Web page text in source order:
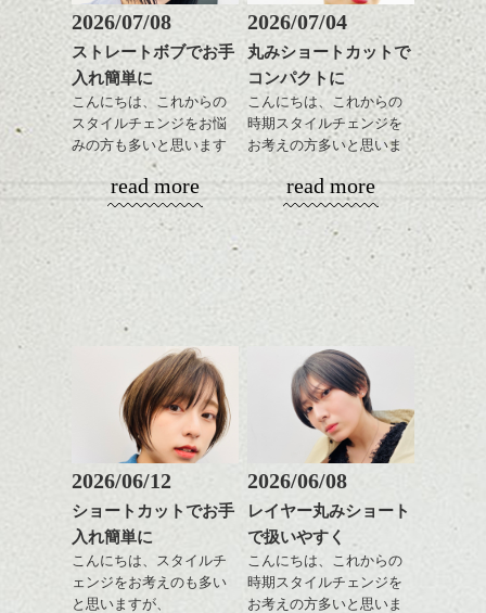
2026/07/08
ストレートボブでお手
入れ簡単に
こんにちは、これからの
スタイルチェンジをお悩
みの方も多いと思います
やっぱりボブでお手入れ
しやすいスタイルだと毎
日のスタイリングも簡単
も出しやすくていろいろ
おすすめですね。
前髪もやや重めにカット
してラインを強調するの
もこれからは良い感じで
す、
目元が引き締まった印象
に。
read more
2026/07/04
丸みショートカットで
コンパクトに
こんにちは、これからの
時期スタイルチェンジを
お考えの方多いと思いま
す。
コンパクトなフォルムが
全体のバランスを良く見
せてくれる効果もあり、
いろんなシーンに雰囲気
グも簡単で良いので朝の
そんなショートカット。
軽めの前髪で透け感を演
出できるので、
この時期とてもおすすめ
ですよ。
read more
2026/06/12
ショートカットでお手
入れ簡単に
こんにちは、スタイルチ
ェンジをお考えのも多い
と思いますが、
2026/06/08
レイヤー丸みショート
で扱いやすく
こんにちは、これからの
時期スタイルチェンジを
お考えの方多いと思いま